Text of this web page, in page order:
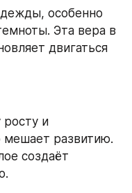
особенно
Эта вера в
двигаться
и
мешает развитию.
создаёт